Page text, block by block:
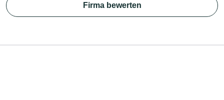
Firma bewerten